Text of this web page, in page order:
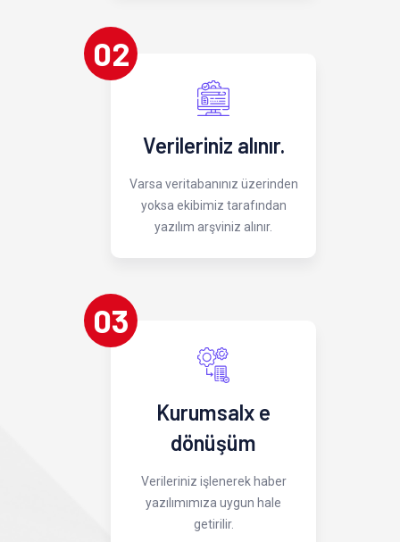
02
Verileriniz alınır.
Varsa veritabanınız üzerinden
yoksa ekibimiz tarafından
yazılım arşviniz alınır.
03
Kurumsalx e
dönüşüm
Verileriniz işlenerek haber
yazılımımıza uygun hale
getirilir.